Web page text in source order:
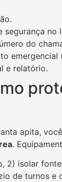
segurança no
do
e relatório.
apita,
.
2) isolar
de turnos